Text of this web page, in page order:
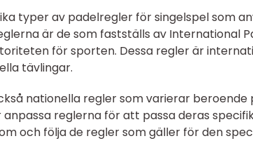
typer av padelregler för singelspel som
är de som fastställs av International
för sporten. Dessa regler är
tävlingar.
nationella regler som varierar beroende
reglerna för att passa deras
och följa de regler som gäller för den